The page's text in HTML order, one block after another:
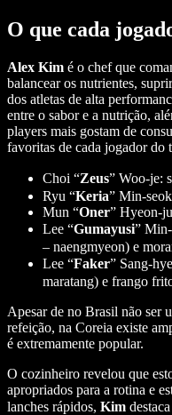
O que cada
Alex Kim é o chef que
balancear os nutrientes,
dos atletas de alta
entre o sabor e a nutrição,
players mais gostam de
favoritas de cada jogador do
Choi “Zeus” Woo-je:
Ryu “Keria” Min-
Mun “Oner” Hyeon-
Lee “Gumayusi”
– naengmyeon) e
Lee “Faker” Sang-
maratang) e frango
Apesar de no Brasil não ser
refeição, na Coreia existe
é extremamente popular.
O cozinheiro revelou que
apropriados para a rotina e
lanches rápidos, Kim